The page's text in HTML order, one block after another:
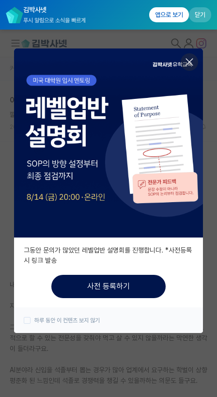
김박사넷
푸시 알림으로 소식을 빠르게
앱으로 보기 닫기
대학원생 모집
국내대학원 정보
연구실&오픈랩
커뮤니티
커뮤니티 홈
전체글보기
베스트 게시판
자유 게시판(아무개랩)
미국 유학 게시판
미국 대학원 합격 후기 게시판
대학원생 모집 게시판
연구실(PI) 홍보 게시판
석박사 채용 정보 게시판
임용 정보 게시판
커뮤니티 홈
아카데미에 남는 옵션을 배제하면 박사는 아닌건가요?
깔끔한 에이다 러브레이스
2025.04.13 4 2297
내년 석사 진학 예정인 학부생입니다.
지금껏 목표는 석사동안 논문 하나 쓰고 대기업 취업이었습니다.
그런데 최근 인구 절벽에 업계 인력풀은 고여갈 것이고 결국 무언가를 주도
적으로 할 수 있는 전문성을 갖춰야 먹고 살 수 있지 않을까라는 막연한 생각
이 들더라구요.
AI분야라 신입을 석졸부터 뽑는 경우가 많아 업계에서 요구하는 학벌이 상향
평준화 된 느낌인데 석졸로 경쟁력을 챙길 수 있을까하는 의문도 들구요.
그동안 문의가 많았던 레벨업반 설명회를 진행합니다. *사전등록
시 링크 발송
사전 등록하기
하루 동안 이 컨텐츠 보지 않기